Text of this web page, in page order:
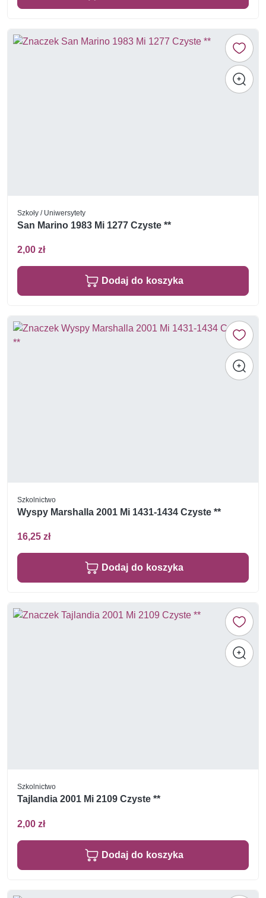
Szkoły / Uniwersytety
San Marino 1983 Mi 1277 Czyste **
2,00 zł
Dodaj do koszyka
Szkolnictwo
Wyspy Marshalla 2001 Mi 1431-1434 Czyste **
16,25 zł
Dodaj do koszyka
Szkolnictwo
Tajlandia 2001 Mi 2109 Czyste **
2,00 zł
Dodaj do koszyka